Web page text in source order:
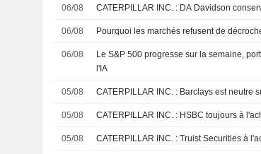
06/08 CATERPILLAR INC. : DA
06/08 Pourquoi les marchés refusent de
06/08
Le S&P 500 progresse sur la semaine,
l'IA
05/08 CATERPILLAR INC. : Barclays est
05/08 CATERPILLAR INC. : HSBC toujours à
05/08 CATERPILLAR INC. : Truist Securities